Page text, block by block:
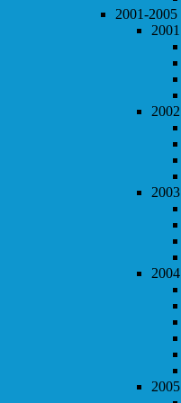
2001-2005
2001
2002
2003
2004
2005